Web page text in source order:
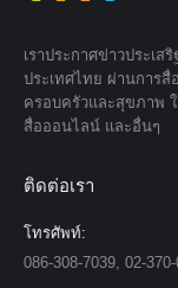
เราประกาศข่าวประเ
ประเทศไทย ผ่านการสื่
ครอบครัวและสุขภาพ
สื่อออนไลน์ และอื่นๆ
ติดต่อเรา
โทรศัพท์:
086-308-7039, 02-